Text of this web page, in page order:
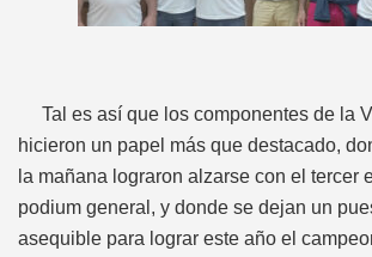
Tal es así que los componentes de la
hicieron un papel más que destacado,
la mañana lograron alzarse con el tercer
podium general, y donde se dejan un
asequible para lograr este año el